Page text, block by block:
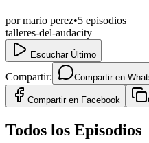
pormario perez•5 episodios
talleres-del-audacity
Escuchar Último
Compartir: Compartir en
Compartir en Facebook
Todos los Episodios